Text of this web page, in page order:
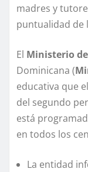
madres y
puntualidad de
El Ministerio
Dominicana (
educativa que el
del segundo
está
en todos los
La entidad